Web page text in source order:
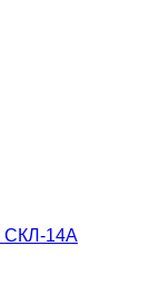
СКЛ-14А